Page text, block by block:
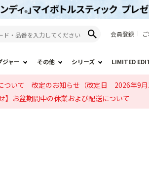
会員登録
ジャー その他 シリーズ LIMITED
ついて 改定のお知らせ（改定日 2026年9月1
】お盆期間中の休業および配送について